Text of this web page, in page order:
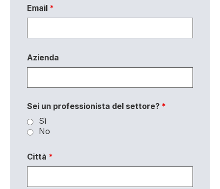
Email *
Azienda
Sei un professionista del settore? *
Sì
No
Città *